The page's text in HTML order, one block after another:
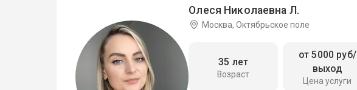
Олеся Николаевна Л.
Москва, Октябрьское поле
Возраст
35 лет
Цена услуги
от 5000 руб/
выход